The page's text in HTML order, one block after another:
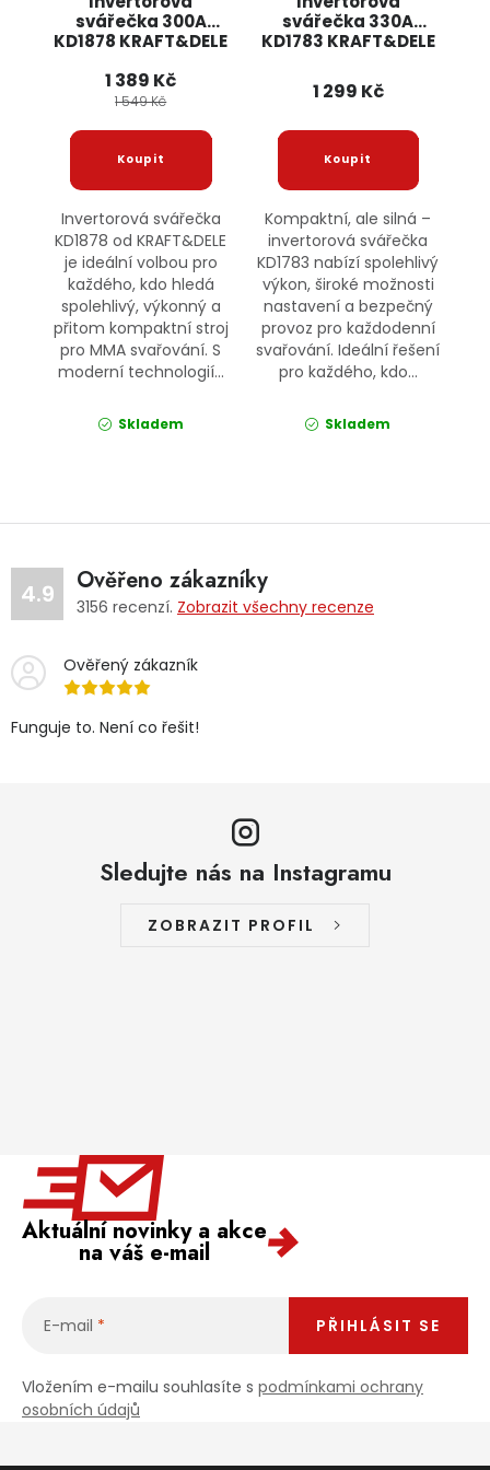
svářečka 300A
KD1878 KRAFT&DELE
1 389 Kč
1 549 Kč
Invertorová svářečka
KD1878 od KRAFT&DELE
je ideální volbou pro
každého, kdo hledá
spolehlivý, výkonný a
přitom kompaktní stroj
pro MMA svařování. S
moderní technologií...
Skladem
svářečka 330A
KD1783 KRAFT&DELE
1 299 Kč
Kompaktní, ale silná –
invertorová svářečka
KD1783 nabízí spolehlivý
výkon, široké možnosti
nastavení a bezpečný
provoz pro každodenní
svařování. Ideální řešení
pro každého, kdo...
Skladem
4.9 Ověřeno zákazníky
3156 recenzí. Zobrazit všechny recenze
Ověřený zákazník
Funguje to. Není co řešit!
Sledujte nás na Instagramu
ZOBRAZIT PROFIL
Aktuální novinky a akce
na váš e-mail
E-mail
Vložením e-mailu souhlasíte s podmínkami ochrany
osobních údajů
PŘIHLÁSIT SE